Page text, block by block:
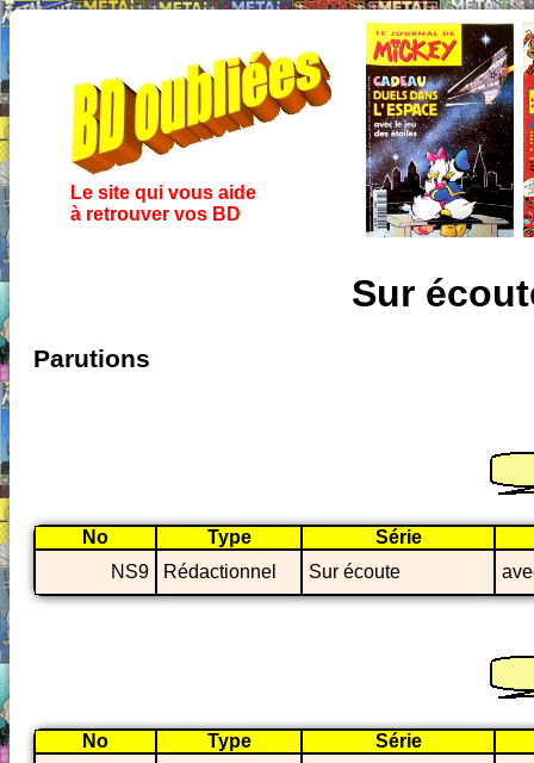
Le site qui vous aide
à retrouver vos BD
Sur
Parutions
No Type
Série
NS9
Rédactionnel Sur écoute
No Type
Série